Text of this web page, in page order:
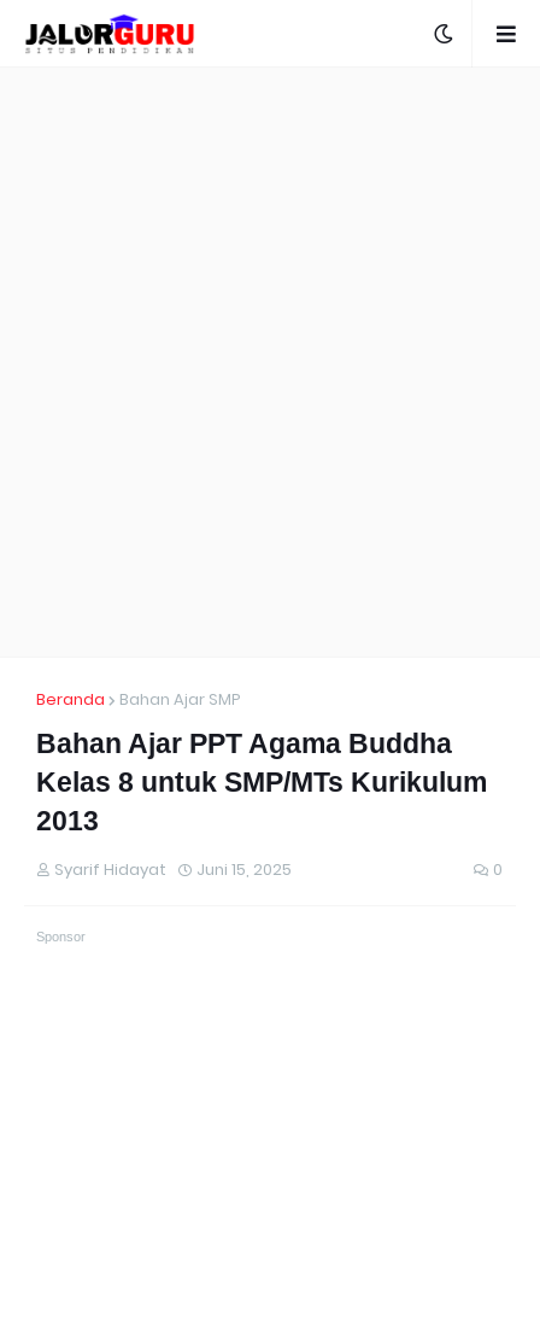
Beranda Bahan Ajar SMP
Bahan Ajar PPT Agama Buddha
Kelas 8 untuk SMP/MTs Kurikulum
2013
Syarif Hidayat Juni 15, 2025 0
Sponsor